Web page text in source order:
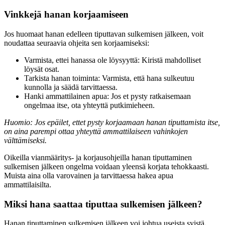
Vinkkejä hanan korjaamiseen
Jos huomaat hanan edelleen tiputtavan sulkemisen jälkeen, voit
noudattaa seuraavia ohjeita sen korjaamiseksi:
Varmista, ettei hanassa ole löysyyttä: Kiristä mahdolliset
löysät osat.
Tarkista hanan toiminta: Varmista, että hana sulkeutuu
kunnolla ja säädä tarvittaessa.
Hanki ammattilainen apua: Jos et pysty ratkaisemaan
ongelmaa itse, ota yhteyttä putkimieheen.
Huomio: Jos epäilet, ettet pysty korjaamaan hanan tiputtamista itse,
on aina parempi ottaa yhteyttä ammattilaiseen vahinkojen
välttämiseksi.
Oikeilla vianmääritys- ja korjausohjeilla hanan tiputtaminen
sulkemisen jälkeen ongelma voidaan yleensä korjata tehokkaasti.
Muista aina olla varovainen ja tarvittaessa hakea apua
ammattilaisilta.
Miksi hana saattaa tiputtaa sulkemisen jälkeen?